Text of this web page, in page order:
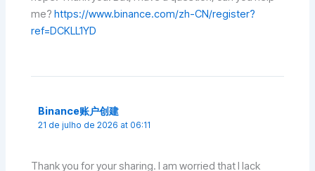
me?https://www.binance.com/zh-CN/register?
ref=DCKLL1YD
Binance账户创建
21 de julho de 2026 at 06:11
Thank you for your sharing. I am worried that I lack